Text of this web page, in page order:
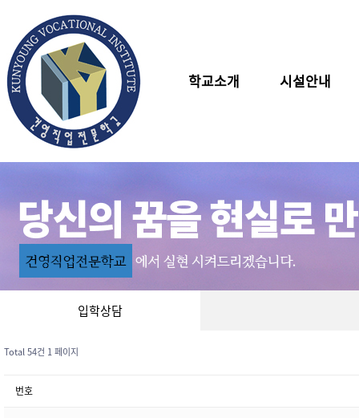
학교소개 시설안내
입학상담
Total 54건 1 페이지
번호